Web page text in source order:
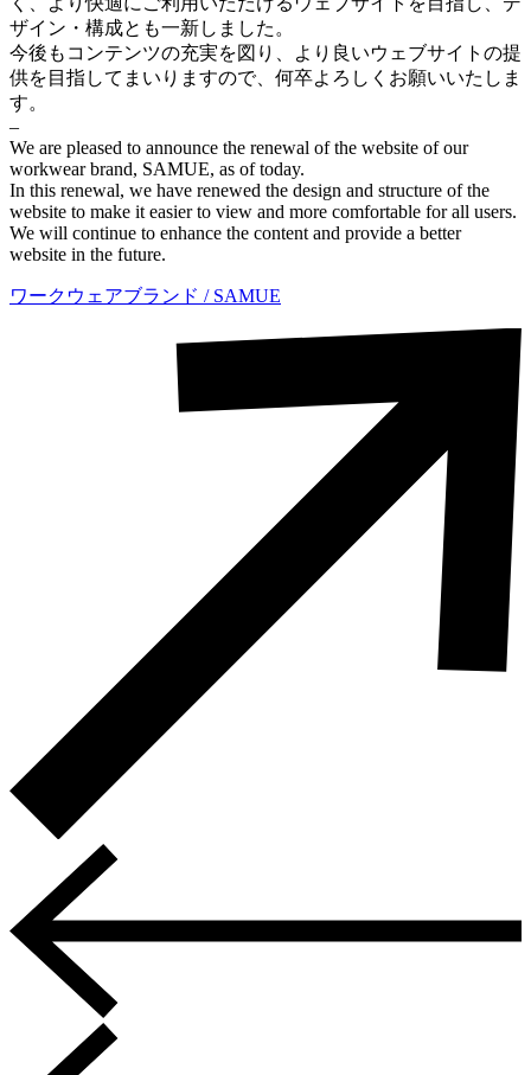
ザイン・構成とも一新しました。
今後もコンテンツの充実を図り、より良いウェブサイトの提
供を目指してまいりますので、何卒よろしくお願いいたしま
す。
–
We are pleased to announce the renewal of the website of our
workwear brand, SAMUE, as of today.
In this renewal, we have renewed the design and structure of the
website to make it easier to view and more comfortable for all users.
We will continue to enhance the content and provide a better
website in the future.
ワークウェアブランド / SAMUE